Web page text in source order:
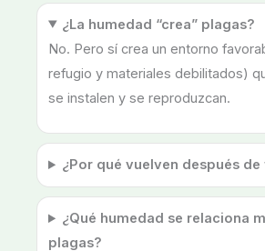
¿La humedad “crea” plagas?
No. Pero sí crea un entorno
refugio y materiales debilitados)
se instalen y se reproduzcan.
¿Por qué vuelven después
¿Qué humedad se relaciona
plagas?